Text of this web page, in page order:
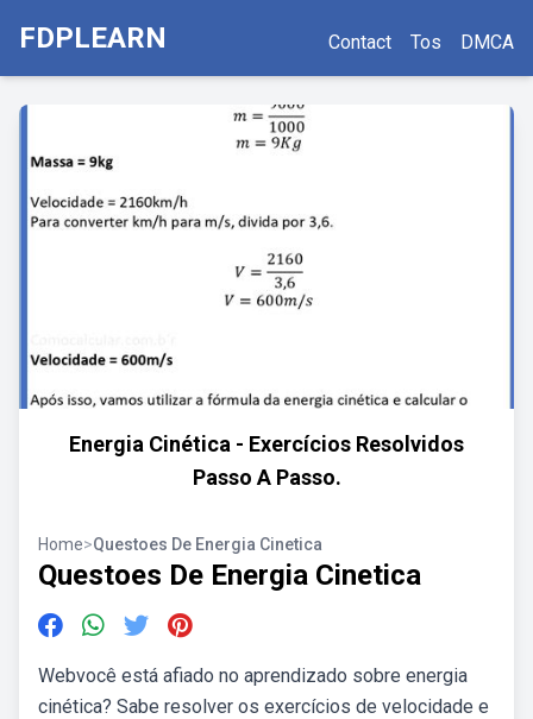
FDPLEARN Contact Tos DMCA
Energia Cinética - Exercícios Resolvidos
Passo A Passo.
Home>Questoes De Energia Cinetica
Questoes De Energia Cinetica
Webvocê está afiado no aprendizado sobre energia
cinética? Sabe resolver os exercícios de velocidade e